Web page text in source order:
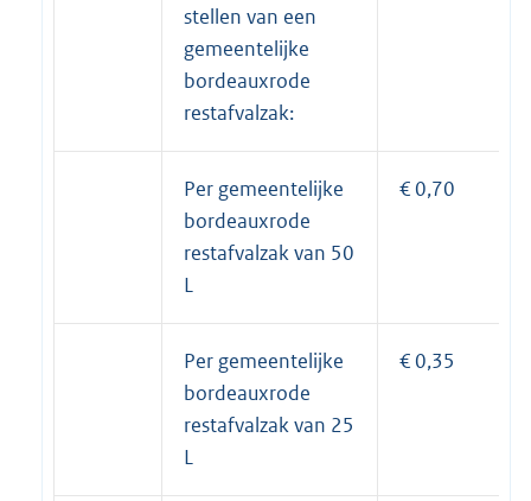
stellen van een
gemeentelijke
bordeauxrode
restafvalzak:
Per gemeentelijke
bordeauxrode
restafvalzak van 50
L
€ 0,70
Per gemeentelijke
bordeauxrode
restafvalzak van 25
L
€ 0,35